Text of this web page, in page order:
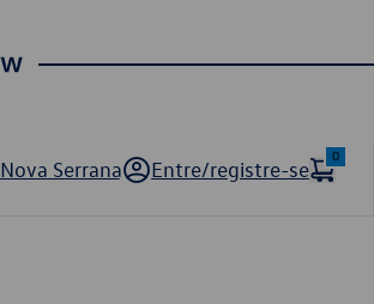
Nova Serrana Entre/registre-se
0